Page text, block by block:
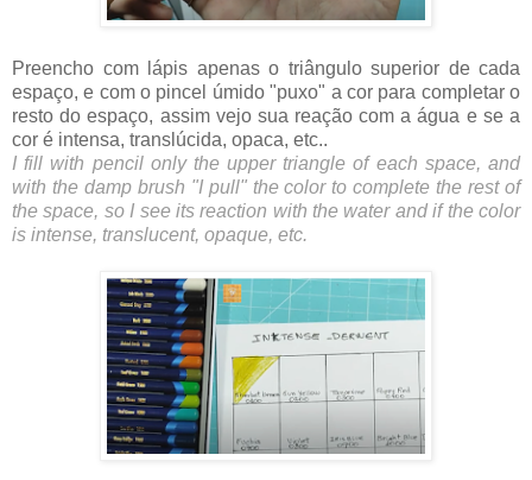
Preencho com lápis apenas o triângulo superior de cada
espaço, e com o pincel úmido "puxo" a cor para completar o
resto do espaço, assim vejo sua reação com a água e se a
cor é intensa, translúcida, opaca, etc..
I fill with pencil only the upper triangle of each space, and
with the damp brush "I pull" the color to complete the rest of
the space, so I see its reaction with the water and if the color
is intense, translucent, opaque, etc.